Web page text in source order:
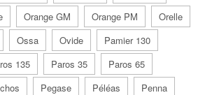
Orange GM Orange PM
Orelle
Ossa Ovide
Pamier 130
135 Paros 35
Paros 65
Pegase Péléas
Penna